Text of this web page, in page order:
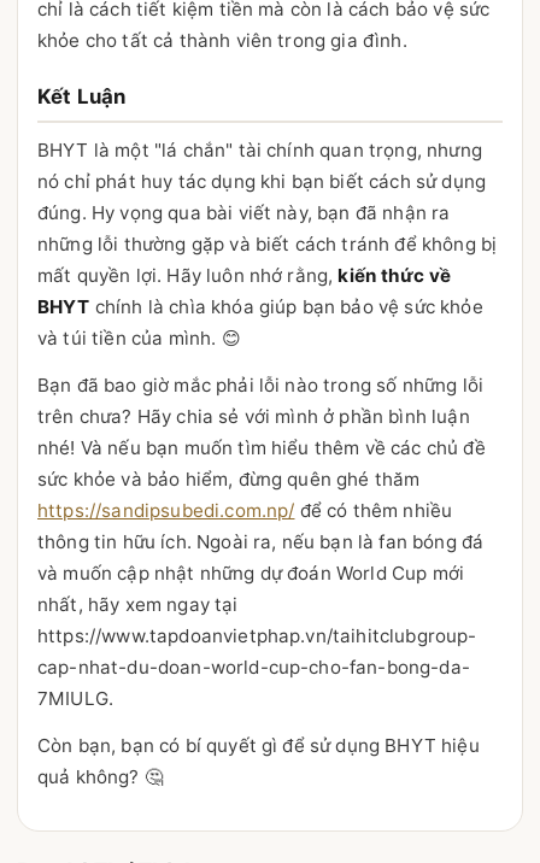
chỉ là cách tiết kiệm tiền mà còn là cách bảo vệ sức
khỏe cho tất cả thành viên trong gia đình.
Kết Luận
BHYT là một "lá chắn" tài chính quan trọng, nhưng
nó chỉ phát huy tác dụng khi bạn biết cách sử dụng
đúng. Hy vọng qua bài viết này, bạn đã nhận ra
những lỗi thường gặp và biết cách tránh để không bị
mất quyền lợi. Hãy luôn nhớ rằng, kiến thức về
BHYT chính là chìa khóa giúp bạn bảo vệ sức khỏe
và túi tiền của mình. 😊
Bạn đã bao giờ mắc phải lỗi nào trong số những lỗi
trên chưa? Hãy chia sẻ với mình ở phần bình luận
nhé! Và nếu bạn muốn tìm hiểu thêm về các chủ đề
sức khỏe và bảo hiểm, đừng quên ghé thăm
https://sandipsubedi.com.np/ để có thêm nhiều
thông tin hữu ích. Ngoài ra, nếu bạn là fan bóng đá
và muốn cập nhật những dự đoán World Cup mới
nhất, hãy xem ngay tại
https://www.tapdoanvietphap.vn/taihitclubgroup-
cap-nhat-du-doan-world-cup-cho-fan-bong-da-
7MIULG.
Còn bạn, bạn có bí quyết gì để sử dụng BHYT hiệu
quả không? 🤔